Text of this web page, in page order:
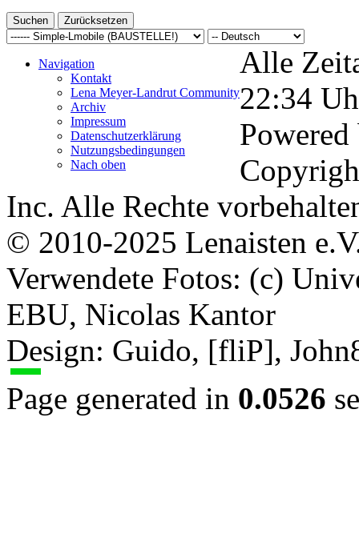
Navigation
Kontakt
Lena Meyer-Landrut Community
Archiv
Impressum
Datenschutzerklärung
Nutzungsbedingungen
Nach oben
Alle
22:34
Inc. Alle Rechte
© 2010-2025 Lenaisten
Verwendete Fotos: (c)
EBU, Nicolas Kantor
Design: Guido, [fliP],
Page generated in 0.0526